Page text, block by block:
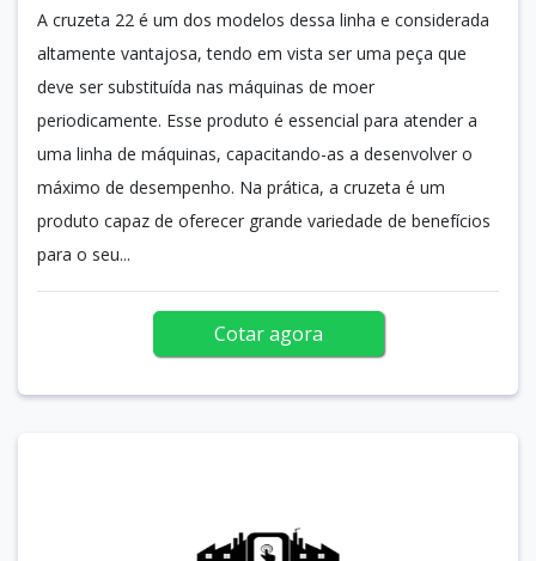
A cruzeta 22 é um dos modelos dessa linha e considerada
altamente vantajosa, tendo em vista ser uma peça que
deve ser substituída nas máquinas de moer
periodicamente. Esse produto é essencial para atender a
uma linha de máquinas, capacitando-as a desenvolver o
máximo de desempenho. Na prática, a cruzeta é um
produto capaz de oferecer grande variedade de benefícios
para o seu...
Cotar agora